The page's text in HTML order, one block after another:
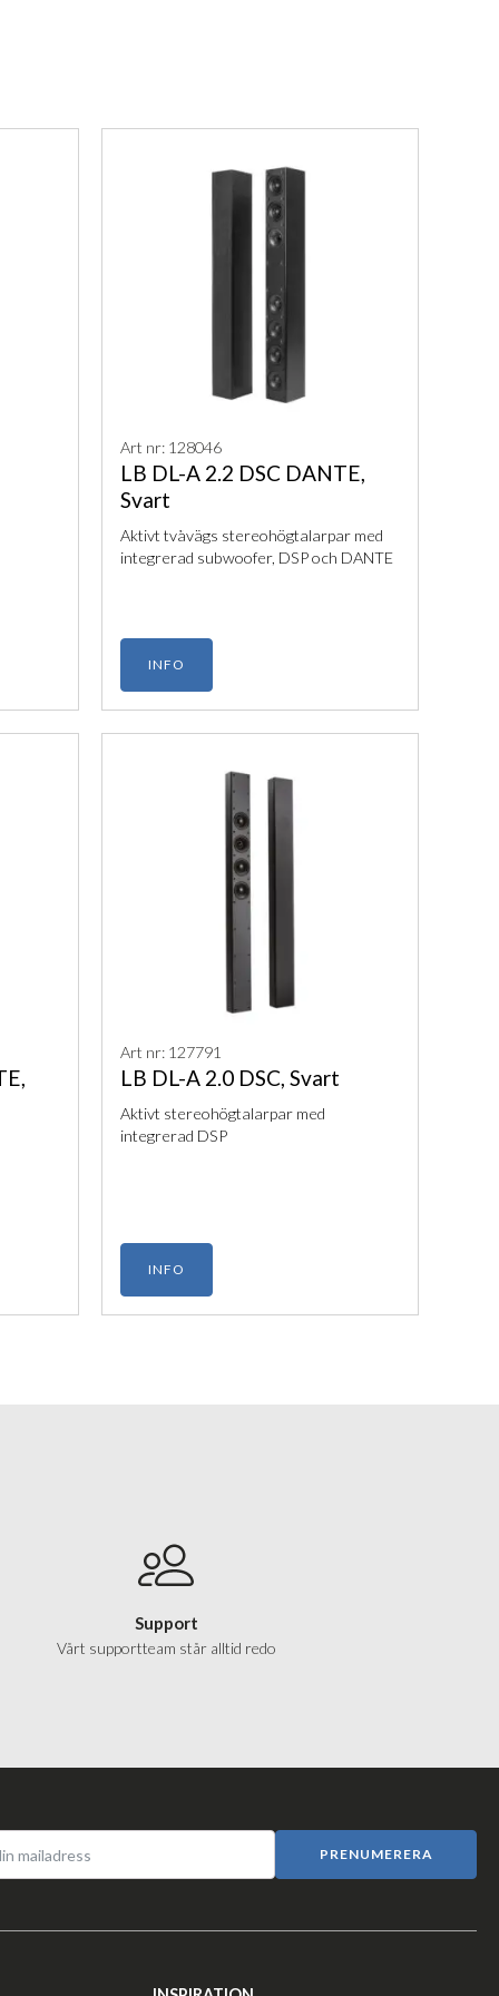
Art nr: 128046
LB DL-A 2.2 DSC DANTE,
Svart
Aktivt tvåvägs stereohögtalarpar med
integrerad subwoofer, DSP och DANTE
INFO
Art nr: 127791
LB DL-A 2.0 DSC, Svart
Aktivt stereohögtalarpar med
integrerad DSP
INFO
Support
Vårt supportteam står alltid redo
PRENUMERERA